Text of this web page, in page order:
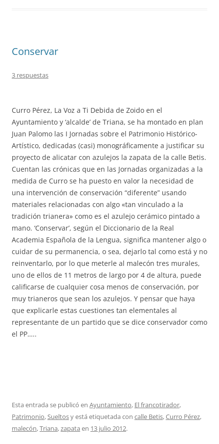
Conservar
3 respuestas
Curro Pérez, La Voz a Ti Debida de Zoido en el
Ayuntamiento y ‘alcalde’ de Triana, se ha montado en plan
Juan Palomo las I Jornadas sobre el Patrimonio Histórico-
Artístico, dedicadas (casi) monográficamente a justificar su
proyecto de alicatar con azulejos la zapata de la calle Betis.
Cuentan las crónicas que en las Jornadas organizadas a la
medida de Curro se ha puesto en valor la necesidad de
una intervención de conservación “diferente” usando
materiales relacionadas con algo «tan vinculado a la
tradición trianera» como es el azulejo cerámico pintado a
mano. ‘Conservar’, según el Diccionario de la Real
Academia Española de la Lengua, significa mantener algo o
cuidar de su permanencia, o sea, dejarlo tal como está y no
reinventarlo, por lo que meterle al malecón tres murales,
uno de ellos de 11 metros de largo por 4 de altura, puede
calificarse de cualquier cosa menos de conservación, por
muy trianeros que sean los azulejos. Y pensar que haya
que explicarle estas cuestiones tan elementales al
representante de un partido que se dice conservador como
el PP…..
Esta entrada se publicó en Ayuntamiento, El francotirador,
Patrimonio,Sueltosy está etiquetada con calle Betis,Curro Pérez,
malecón,Triana,zapata en 13 julio 2012.